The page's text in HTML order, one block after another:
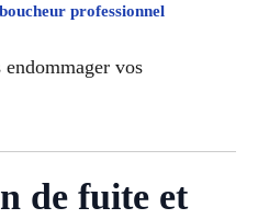
professionnel
vos
de fuite et